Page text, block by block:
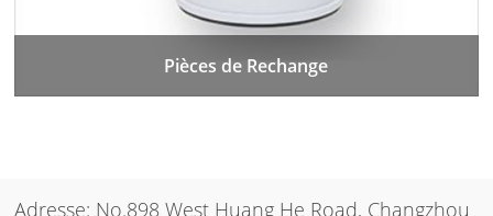
Pièces de Rechange
Adresse: No.898 West Huang He Road, Changzhou